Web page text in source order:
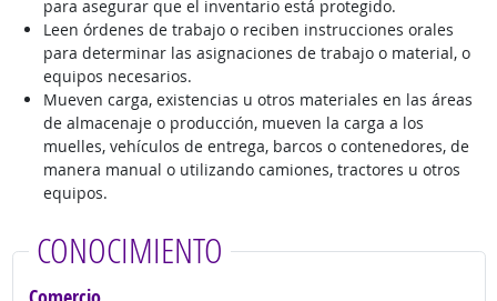
para asegurar que el inventario está protegido.
Leen órdenes de trabajo o reciben instrucciones orales
para determinar las asignaciones de trabajo o material, o
equipos necesarios.
Mueven carga, existencias u otros materiales en las áreas
de almacenaje o producción, mueven la carga a los
muelles, vehículos de entrega, barcos o contenedores, de
manera manual o utilizando camiones, tractores u otros
equipos.
CONOCIMIENTO